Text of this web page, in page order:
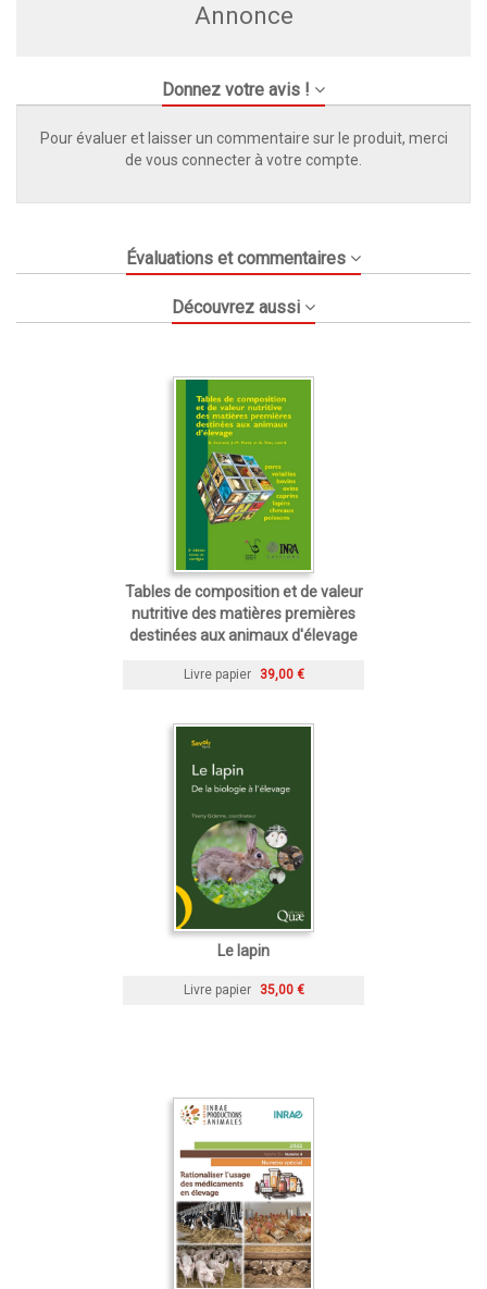
Annonce
Donnez votre avis !
Pour évaluer et laisser un commentaire sur le produit, merci
de vous connecter à votre compte.
Évaluations et commentaires
Découvrez aussi
Tables de composition et de valeur
nutritive des matières premières
destinées aux animaux d'élevage
Livre papier 39,00 €
Le lapin
Livre papier 35,00 €